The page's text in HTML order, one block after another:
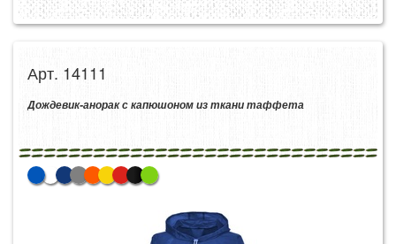
Арт. 14111
Дождевик-анорак с капюшоном из ткани таффета